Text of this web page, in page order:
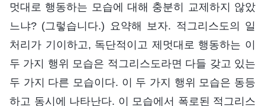
멋대로 행동하는 모습에 대해 충분히 교제하지 않았
느냐? (그렇습니다.) 요약해 보자. 적그리스도의 일
처리가 기이하고, 독단적이고 제멋대로 행동하는 이
두 가지 행위 모습은 적그리스도라면 다들 갖고 있는
두 가지 다른 모습이다. 이 두 가지 행위 모습은 동등
하고 동시에 나타난다. 이 모습에서 폭로된 적그리스